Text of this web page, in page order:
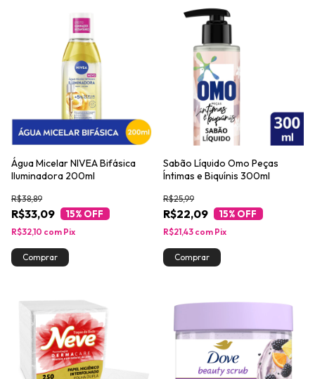
Água Micelar NIVEA Bifásica
Iluminadora 200ml
R$33,09
R$38,89
15% OFF
R$32,10 com Pix
Sabão Líquido Omo Peças
Íntimas e Biquínis 300ml
R$22,09
R$25,99
15% OFF
R$21,43 com Pix